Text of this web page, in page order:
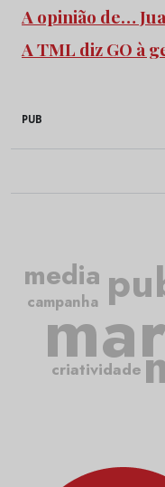
A opinião de…
A TML diz GO à
PUB
criatividade
campanha
media